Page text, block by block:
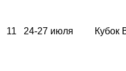
11 24-27 июля Кубок